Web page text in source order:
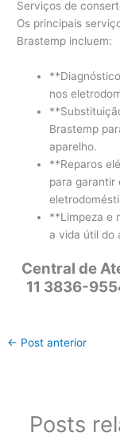
Serviços de
Os principais
Brastemp incluem:
nos
Brastemp
aparelho.
**Reparos
para garantir
**Limpeza e
a vida útil do
Central de
11 3836-
← Post anterior
Posts